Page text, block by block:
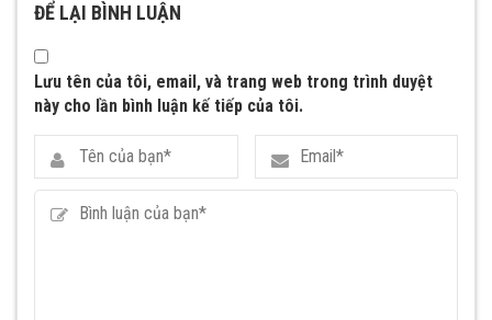
ĐỂ LẠI BÌNH LUẬN
Lưu tên của tôi, email, và trang web trong trình duyệt
này cho lần bình luận kế tiếp của tôi.